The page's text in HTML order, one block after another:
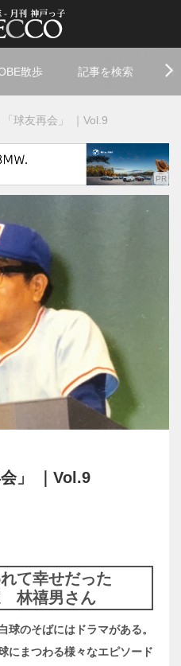
散歩 記事を検索
球友再会」 ｜Vol.9
」 ｜Vol.9
て幸せだった
林禧男さん
球のそばにはドラマがある。
にまつわる様々なエピソード